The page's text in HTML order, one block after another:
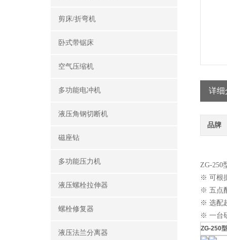
剪床/折弯机
卧式带锯床
空气压缩机
多功能电冲机
液压角钢切断机
磁座钻
多功能压力机
液压螺栓拉伸器
螺栓修复器
液压法兰分离器
详细
品牌
ZG-250
※ 可根
※ 五点
※ 选配
※ 一台
ZG-250